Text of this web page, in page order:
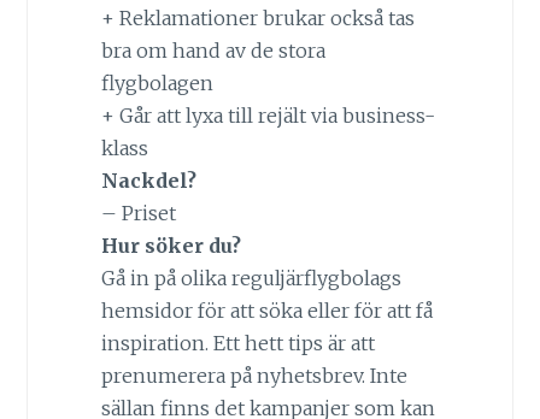
+ Reklamationer brukar också tas
bra om hand av de stora
flygbolagen
+ Går att lyxa till rejält via business-
klass
Nackdel?
– Priset
Hur söker du?
Gå in på olika reguljärflygbolags
hemsidor för att söka eller för att få
inspiration. Ett hett tips är att
prenumerera på nyhetsbrev. Inte
sällan finns det kampanjer som kan